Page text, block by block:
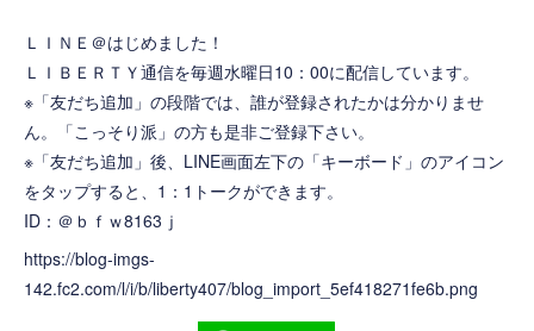
ＬＩＮＥ＠はじめました！
ＬＩＢＥＲＴＹ通信を毎週水曜日10：00に配信しています。
※「友だち追加」の段階では、誰が登録されたかは分かりませ
ん。「こっそり派」の方も是非ご登録下さい。
※「友だち追加」後、LINE画面左下の「キーボード」のアイコン
をタップすると、1：1トークができます。
ID：＠ｂｆｗ8163ｊ
https://blog-imgs-
142.fc2.com/l/i/b/liberty407/blog_import_5ef418271fe6b.png